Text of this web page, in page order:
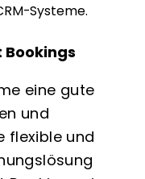
Systeme.
eine gute
und
flexible und